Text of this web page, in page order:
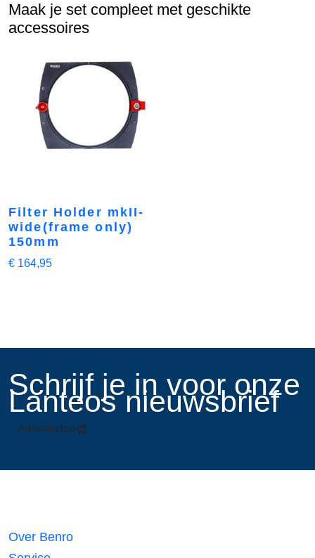
Maak je set compleet met geschikte
accessoires
Filter Holder mkII-
wide(frame only)
150mm
€ 164,95
​Schrijf je in voor onze
Lanteos nieuwsbrief
Aanmelden
Over Benro